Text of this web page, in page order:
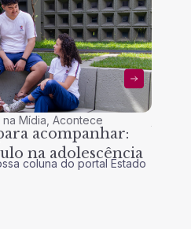
Mídia ,Acontece
acompanhar:
na adolescência
coluna do portal Estado